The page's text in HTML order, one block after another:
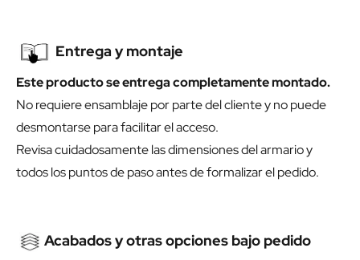
Entrega y montaje
Este producto se entrega completamente montado.
No requiere ensamblaje por parte del cliente y no puede
desmontarse para facilitar el acceso.
Revisa cuidadosamente las dimensiones del armario y
todos los puntos de paso antes de formalizar el pedido.
Acabados y otras opciones bajo pedido